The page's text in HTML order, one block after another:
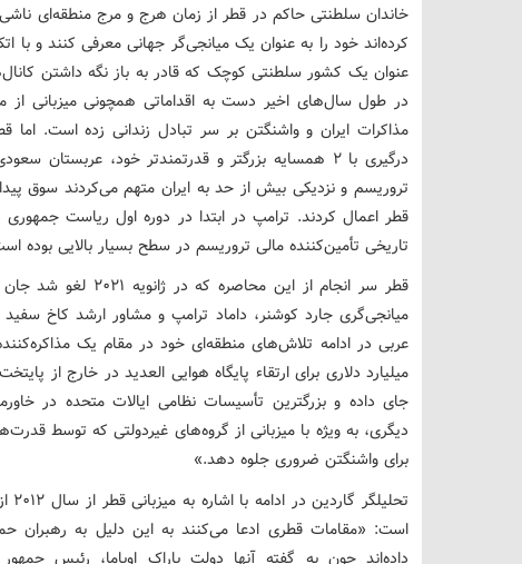
کرده‌اند خود را به عنوان یک میانجی‌گر جهانی معرفی کنند و با
عنوان یک کشور سلطنتی کوچک که قادر به باز نگه داشتن
در طول سال‌های اخیر دست به اقداماتی همچونی میزبانی از
مذاکرات ایران و واشنگتن بر سر تبادل زندانی زده است.
درگیری با ۲ همسایه بزرگتر و قدرتمندتر خود،
قطر اعمال کردند. ترامپ در ابتدا در دوره اول ریاست
تاریخی تأمین‌کننده مالی تروریسم در سطح بسیار بالایی بوده
قطر سر انجام از این
میانجی‌گری جارد کوشنر، داماد ترامپ و مشاور ارشد کاخ
عربی در ادامه تلاش‌های منطقه‌ای خود در مقام یک
جای داده و بزرگترین تأسیسات نظامی ایالات متحده در
دیگری، به ویژه با میزبانی از گروه‌های غیردولتی که توسط
برای واشنگتن ضروری جلوه دهد.»
است: «مقامات قطری ادعا می‌کنند به این دلیل به رهبران
داده‌اند چون به گفته آنها دولت باراک اوباما، رئیس